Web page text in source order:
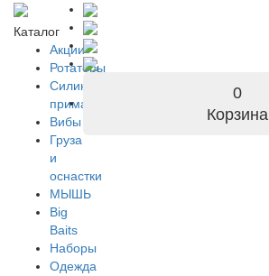
Каталог
Акции
Ротаторы
Силиконовые
приманки
Вибы
Груза
и
оснастки
МЫШЬ
Big
Baits
Наборы
Одежда
0
Корзина